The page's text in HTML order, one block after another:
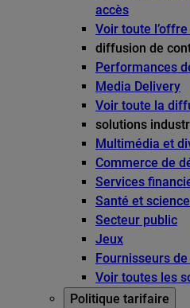
accès
Voir toute
diffusion de
Performances
Media Delivery
Voir toute la
solutions
Multimédia et
Commerce de
Services
Santé et
Secteur public
Jeux
Fournisseurs
Voir toutes les
Politique tarifaire